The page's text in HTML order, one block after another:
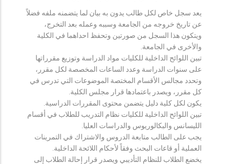
يعد سجل خاص لكل طالب يدون به بيان لما يتضمنه ملفه فضلاً
عن تاريخ خروجه من الجامعة وسببه وعمله بعد التخرج،
ويتكون هذا السجل من صورتين وتحفظ احداهما في الكلية
والأخرى في الجامعة.
تبين اللوائح الداخلية للكليات مواد الدراسة وتوزيع مقرراتها
على سنوات الدراسة وعدد الساعات المخصصة لكل مقرر،
وتحدد مجالس الأقسام المختصة الموضوعات التي تدرس في
كل مقرر، ويصدر باعتمادها قرار مجلس الكلية.
يكون لكل كلية دليل يتضمن محتوى المقررات الدراسية.
تبين اللوائح الداخلية للكليات نظام التدريب للطلاب في أقسام
الليسانس والبكالوريوس والدراسات العليا.
يجب على الطالب متابعة الدروس والاشتراك في التمرينات
العملية أو قاعات البحث وفقاً لأحكام اللائحة الداخلية.
يخضع الطلاب للنظام التأديبي ويصدر قرار إحالة الطلاب إلى